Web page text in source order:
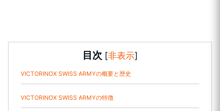
目次 [非表示]
VICTORINOX SWISS ARMYの概要と歴史
VICTORINOX SWISS ARMYの特徴